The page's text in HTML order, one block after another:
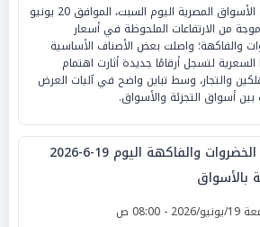
شهدت الأسواق المصرية اليوم السبت، الموافق 20 يونيو
موجة من الارتفاعات الملحوظة في أسعار
والفاكهة؛ واصلت بعض الأصناف الأساسية
السعرية لتسجل أرقامًا جديدة أثارت اهتمام
والتجار، وسط تباين واضح في آليات العرض
بين أسواق التجزئة والأسواق.
أسعار الخضروات والفاكهة اليوم 19-6-2026
بالأسواق
- 08:00 ص